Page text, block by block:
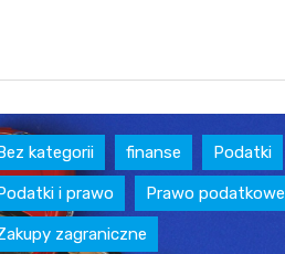
kategorii finanse Podatki
i prawo Prawo podatkowe
zagraniczne